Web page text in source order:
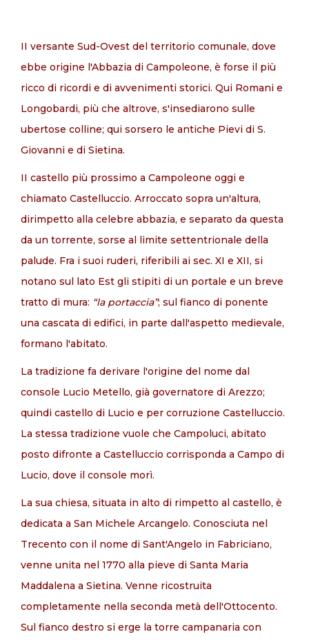
IT
II versante Sud-Ovest del territorio comunale, dove
ebbe origine l'Abbazia di Campoleone, è forse il più
ricco di ricordi e di avvenimenti storici. Qui Romani e
Longobardi, più che altrove, s'insediarono sulle
ubertose colli­ne; qui sorsero le antiche Pievi di S.
Giovanni e di Sietina.
II castello più prossimo a Campoleone oggi e
chiamato Castelluc­cio. Arroccato sopra un'altura,
dirimpetto alla celebre abbazia, e separato da questa
da un torrente, sorse al limite settentrionale della
palude. Fra i suoi ruderi, riferibili ai sec. XI e XII, si
notano sul lato Est gli stipiti di un portale e un breve
tratto di mura: “la portaccia”; sul fianco di ponente
una cascata di edifici, in parte dall'aspetto medievale,
formano l'abitato.
La tradizione fa derivare l'origine del nome dal
console Lucio Metello, già governatore di Arezzo;
quindi castello di Lucio e per corruzione Castelluccio.
La stessa tradizione vuole che Campoluci, abitato
posto difronte a Castelluccio corrisponda a Campo di
Lucio, dove il console morì.
La sua chiesa, situata in alto di rimpetto al castello, è
dedicata a San Michele Arcangelo. Conosciuta nel
Trecento con il nome di Sant'Angelo in Fabriciano,
venne unita nel 1770 alla pieve di Santa Maria
Maddalena a Sietina. Venne ricostruita
completamente nella seconda metà dell'Ottocento.
Sul fianco destro si erge la torre campanaria con